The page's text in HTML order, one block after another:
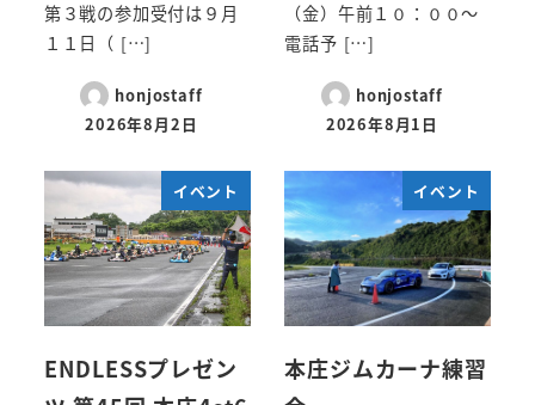
第３戦の参加受付は９月
１１日（ […]
honjostaff
2026年8月2日
（金）午前１０：００～
電話予 […]
honjostaff
2026年8月1日
イベント
ENDLESSプレゼン
イベント
本庄ジムカーナ練習